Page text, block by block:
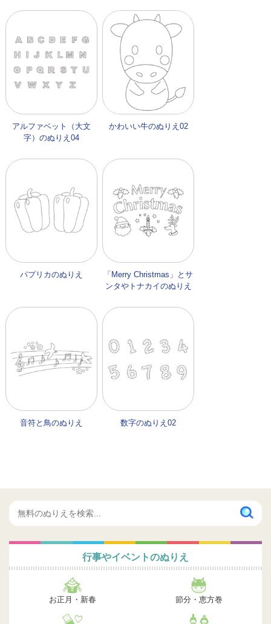
アルファベット（大文
字）のぬりえ04
かわいい牛のぬりえ02
パプリカのぬりえ
「Merry Christmas」とサ
ンタやトナカイのぬりえ
音符と鳥のぬりえ 数字のぬりえ02
行事やイベントのぬりえ
お正月・新春 節分・恵方巻